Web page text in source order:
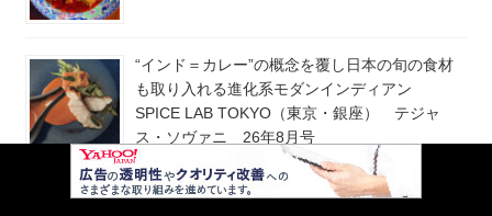
“インド＝カレー”の概念を覆し日本の旬の食材
も取り入れる進化系モダンインディアン
SPICE LAB TOKYO（東京・銀座） テジャ
ス・ソヴァニ 26年8月号
クラフト新時代！ 世界へ羽ばたくプレミアム